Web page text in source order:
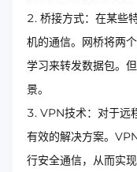
桥接方式：在某些
机的通信。网桥将两
学习来转发数据包。
景。
VPN技术：对于远
有效的解决方案。
行安全通信，从而实